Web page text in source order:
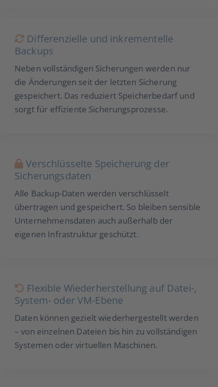
Differenzielle und inkrementelle
Backups
Neben vollständigen Sicherungen werden nur
die Änderungen seit der letzten Sicherung
gespeichert. Das reduziert Speicherbedarf und
sorgt für effiziente Sicherungsprozesse.
Verschlüsselte Speicherung der
Sicherungsdaten
Alle Backup-Daten werden verschlüsselt
übertragen und gespeichert. So bleiben sensible
Unternehmensdaten auch außerhalb der
eigenen Infrastruktur geschützt.
Flexible Wiederherstellung auf Datei-,
System- oder VM-Ebene
Daten können gezielt wiederhergestellt werden
– von einzelnen Dateien bis hin zu vollständigen
Systemen oder virtuellen Maschinen.